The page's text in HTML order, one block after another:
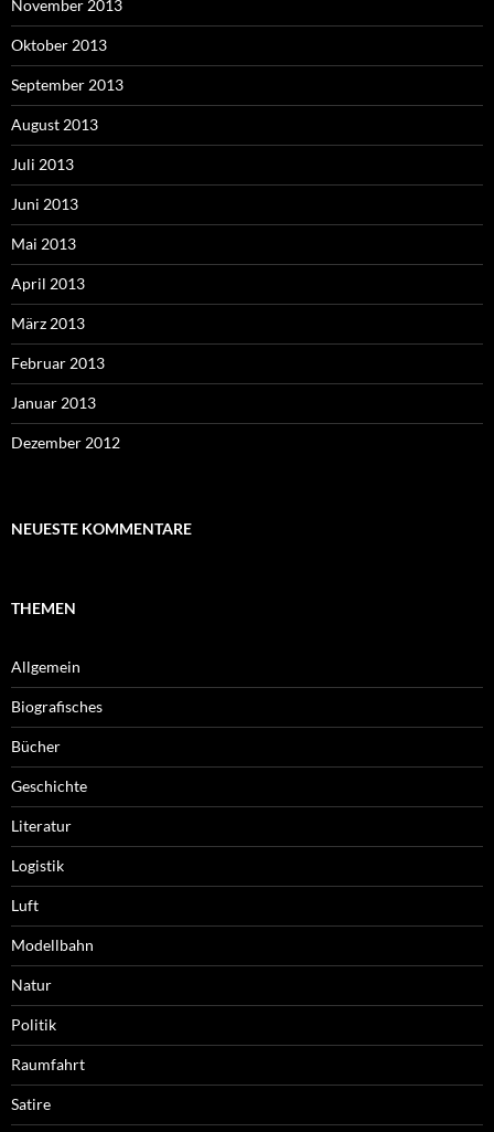
November 2013
Oktober 2013
September 2013
August 2013
Juli 2013
Juni 2013
Mai 2013
April 2013
März 2013
Februar 2013
Januar 2013
Dezember 2012
NEUESTE KOMMENTARE
THEMEN
Allgemein
Biografisches
Bücher
Geschichte
Literatur
Logistik
Luft
Modellbahn
Natur
Politik
Raumfahrt
Satire